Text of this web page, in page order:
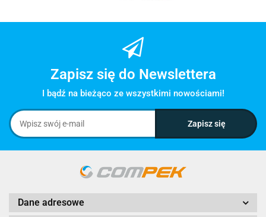
Zapisz się do Newslettera
I bądź na bieżąco ze wszystkimi nowościami!
Dane adresowe